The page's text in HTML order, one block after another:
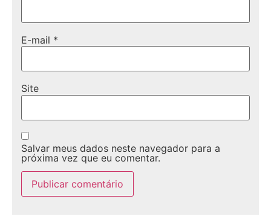
E-mail *
Site
Salvar meus dados neste navegador para a
próxima vez que eu comentar.